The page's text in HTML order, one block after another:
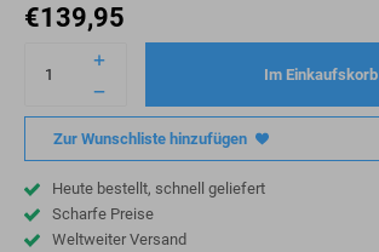
€139,95
Im Einkaufskorb
Zur Wunschliste hinzufügen
Heute bestellt, schnell geliefert
Scharfe Preise
Weltweiter Versand